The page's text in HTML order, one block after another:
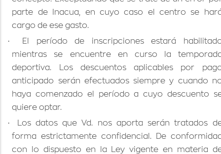
parte de Inacua, en cuyo caso el centro se
cargo de ese gasto.
·
El período de inscripciones estará
mientras se encuentre en curso la
deportiva. Los descuentos aplicables por
anticipado serán efectuados siempre y cuando
haya comenzado el período a cuyo descuento
quiere optar.
·
Los datos que Vd. nos aporta serán tratados
forma estrictamente confidencial. De
con lo dispuesto en la Ley vigente en materia